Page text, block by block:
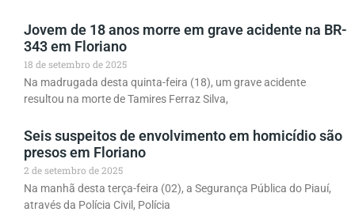
Jovem de 18 anos morre em grave acidente na BR-
343 em Floriano
18 de setembro de 2025
Na madrugada desta quinta-feira (18), um grave acidente
resultou na morte de Tamires Ferraz Silva,
Seis suspeitos de envolvimento em homicídio são
presos em Floriano
2 de setembro de 2025
Na manhã desta terça-feira (02), a Segurança Pública do Piauí,
através da Polícia Civil, Polícia